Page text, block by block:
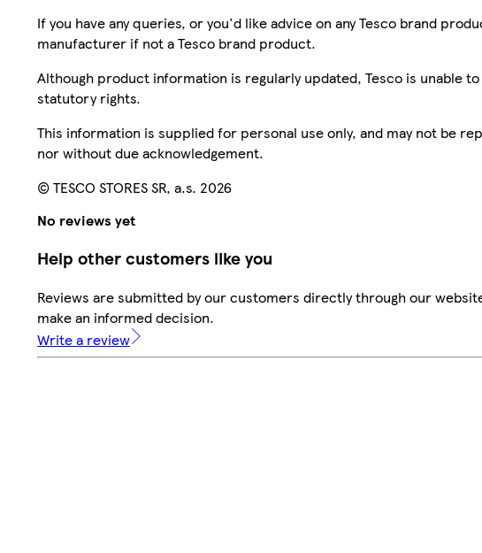
If you have any queries, or you'd like advice on any Tesco brand
manufacturer if not a Tesco brand product.
Although product information is regularly updated, Tesco is unable
statutory rights.
This information is supplied for personal use only, and may not be
nor without due acknowledgement.
© TESCO STORES SR, a.s. 2026
No reviews yet
Help other customers like you
Reviews are submitted by our customers directly through our
make an informed decision.
Write a review